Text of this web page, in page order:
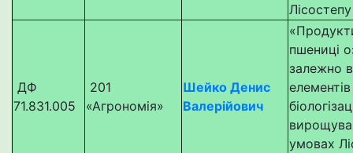
ДФ
71.831.005
201
«Агрономія»
Шейко Денис
Валерійович
пшениці
залежно
елементів
умовах